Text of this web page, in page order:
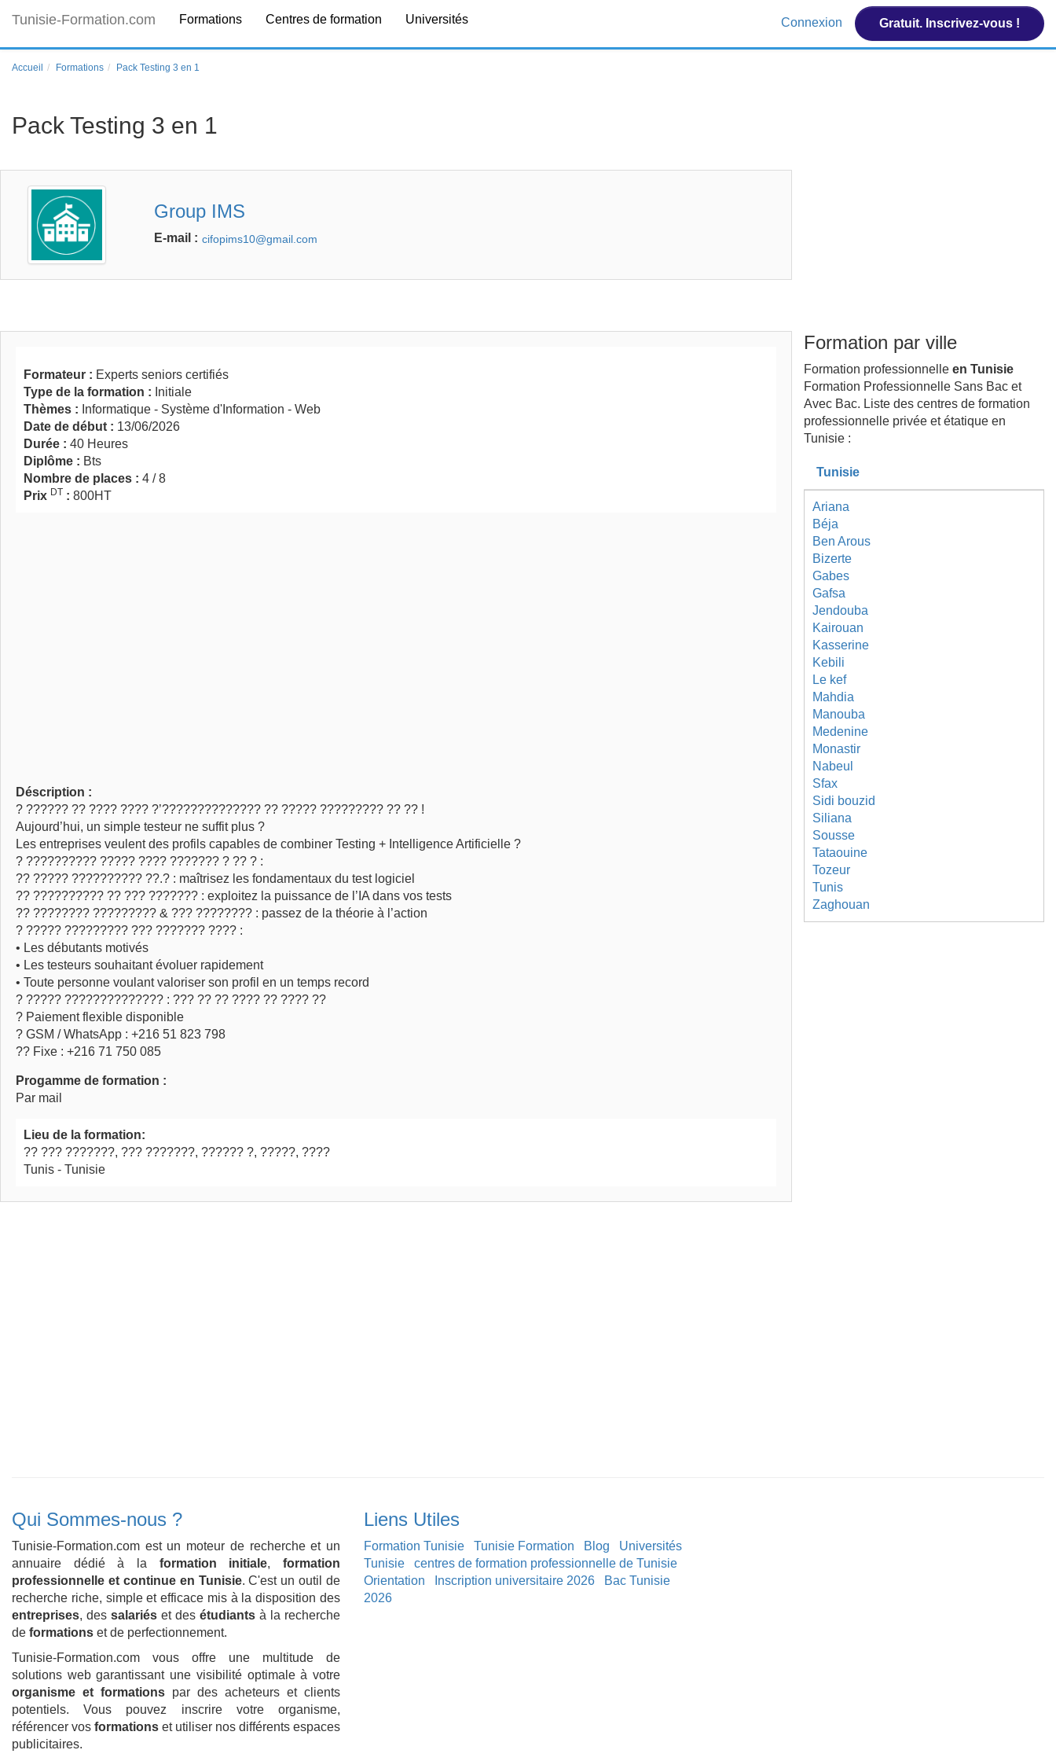
Tunisie-Formation.com Formations Centres de formation Universités Connexion Gratuit. Inscrivez-vous !
Accueil Formations Pack Testing 3 en 1
Pack Testing 3 en 1
Group IMS
E-mail :
Formateur : Experts seniors certifiés
Type de la formation : Initiale
Thèmes : Informatique - Système d'Information - Web
Date de début : 13/06/2026
Durée : 40 Heures
Diplôme : Bts
Nombre de places : 4 / 8
Prix DT : 800HT
Déscription :
? ?????? ?? ???? ???? ?’?????????????? ?? ????? ????????? ?? ?? !
Aujourd’hui, un simple testeur ne suffit plus ?
Les entreprises veulent des profils capables de combiner Testing + Intelligence Artificielle ?
? ?????????? ????? ???? ??????? ? ?? ? :
?? ????? ?????????? ??.? : maîtrisez les fondamentaux du test logiciel
?? ?????????? ?? ??? ??????? : exploitez la puissance de l’IA dans vos tests
?? ???????? ????????? & ??? ???????? : passez de la théorie à l’action
? ????? ????????? ??? ??????? ???? :
• Les débutants motivés
• Les testeurs souhaitant évoluer rapidement
• Toute personne voulant valoriser son profil en un temps record
? ????? ?????????????? : ??? ?? ?? ???? ?? ???? ??
? Paiement flexible disponible
? GSM / WhatsApp : +216 51 823 798
?? Fixe : +216 71 750 085
Progamme de formation :
Par mail
Lieu de la formation:
?? ??? ???????, ??? ???????, ?????? ?, ?????, ????
Tunis - Tunisie
Formation par ville
Formation professionnelle en Tunisie
Formation Professionnelle Sans Bac et
Avec Bac. Liste des centres de formation
professionnelle privée et étatique en
Tunisie :
Tunisie
Ariana
Béja
Ben Arous
Bizerte
Gabes
Gafsa
Jendouba
Kairouan
Kasserine
Kebili
Le kef
Mahdia
Manouba
Medenine
Monastir
Nabeul
Sfax
Sidi bouzid
Siliana
Sousse
Tataouine
Tozeur
Tunis
Zaghouan
Qui Sommes-nous ?
Tunisie-Formation.com est un moteur de recherche et un
annuaire dédié à la formation initiale,formation
professionnelle et continue en Tunisie. C'est un outil de
recherche riche, simple et efficace mis à la disposition des
entreprises, des salariés et des étudiants à la recherche
de formations et de perfectionnement.
Tunisie-Formation.com vous offre une multitude de
solutions web garantissant une visibilité optimale à votre
organisme et formations par des acheteurs et clients
potentiels. Vous pouvez inscrire votre organisme,
référencer vos formations et utiliser nos différents espaces
publicitaires.
Liens Utiles
Formation Tunisie Tunisie Formation Blog
Universités
Tunisie
centres de formation professionnelle de Tunisie
Orientation
Inscription universitaire 2026
Bac Tunisie
2026